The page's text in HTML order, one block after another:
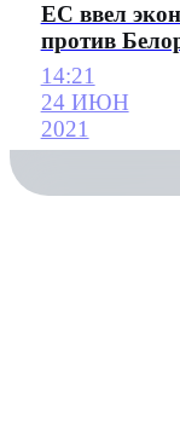
ЕС ввел
против
14:21
24 ИЮН
2021